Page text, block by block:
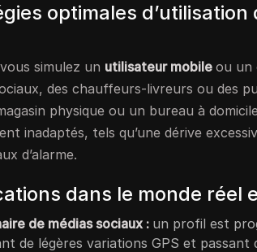
optimales
simulez un utilisateur mobile ou un
des chauffeurs-livreurs ou des
physique ou un bureau à
inadaptés, tels qu’une dérive
d’alarme.
dans le monde réel
de médias sociaux : un profil est
de légères variations GPS et passant